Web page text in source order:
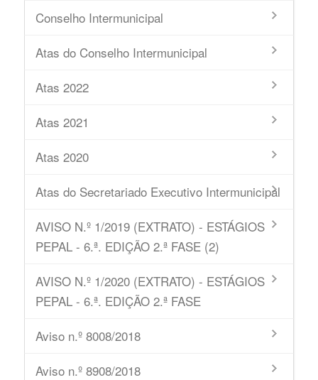
Conselho Intermunicipal
Atas do Conselho Intermunicipal
Atas 2022
Atas 2021
Atas 2020
Atas do Secretariado Executivo Intermunicipal
AVISO N.º 1/2019 (EXTRATO) - ESTÁGIOS
PEPAL - 6.ª. EDIÇÃO 2.ª FASE (2)
AVISO N.º 1/2020 (EXTRATO) - ESTÁGIOS
PEPAL - 6.ª. EDIÇÃO 2.ª FASE
Aviso n.º 8008/2018
Aviso n.º 8908/2018